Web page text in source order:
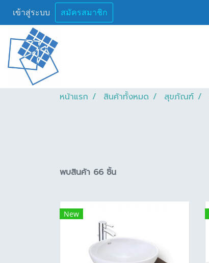
เข้าสู่ระบบ สมัครสมาชิก
หน้าแรก สินค้าทั้งหมด สุขภัณฑ์
พบสินค้า 66 ชิ้น
New